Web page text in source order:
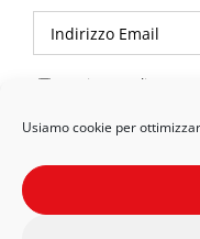
Usiamo cookie per
Privacy Policy